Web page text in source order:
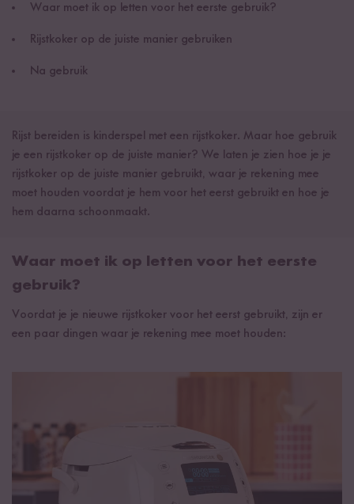
Waar moet ik op letten voor het eerste gebruik?
Rijstkoker op de juiste manier gebruiken
Na gebruik
Rijst bereiden is kinderspel met een rijstkoker. Maar hoe gebruik
je een rijstkoker op de juiste manier? We laten je zien hoe je je
rijstkoker op de juiste manier gebruikt, waar je rekening mee
moet houden voordat je hem voor het eerst gebruikt en hoe je
hem daarna schoonmaakt.
Waar moet ik op letten voor het eerste
gebruik?
Voordat je je nieuwe rijstkoker voor het eerst gebruikt, zijn er
een paar dingen waar je rekening mee moet houden: